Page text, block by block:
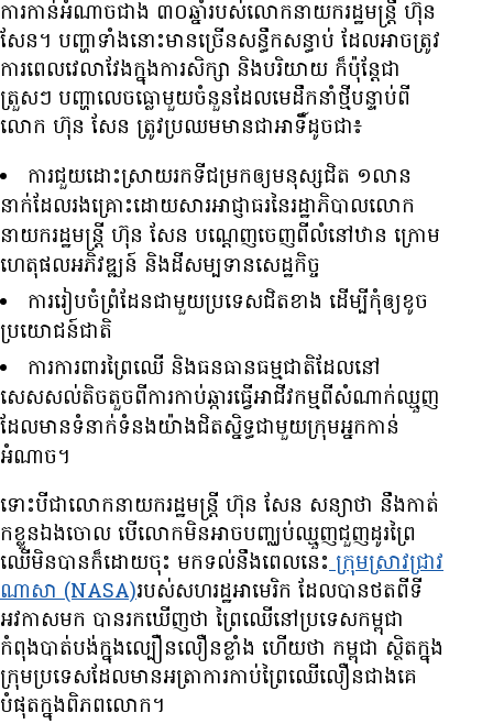
ការ​កាន់​អំណាច​ជាង ៣០​ឆ្នាំ​របស់​លោក​នាយក​រដ្ឋមន្ត្រី ហ៊ុន
សែន។ បញ្ហា​ទាំងនោះ​មាន​ច្រើន​សន្ធឹកសន្ធាប់ ដែល​អាច​ត្រូវ​
ការ​ពេលវេលា​វែង​ក្នុង​ការ​សិក្សា និង​បរិយាយ ក៏ប៉ុន្តែ​ជា​
ត្រួសៗ បញ្ហា​លេចធ្លោ​មួយ​ចំនួន​ដែល​មេ​ដឹកនាំ​ថ្មី​បន្ទាប់​ពី​
លោក ហ៊ុន សែន ត្រូវ​ប្រឈម​មាន​ជាអាទិ៍​ដូចជា៖
ការ​ជួយ​ដោះស្រាយ​រក​ទី​ជម្រក​ឲ្យ​មនុស្ស​ជិត ១​លាន​
នាក់​ដែល​រងគ្រោះ​ដោយសារ​អាជ្ញាធរ​នៃ​រដ្ឋាភិបាល​លោក​
នាយក​រដ្ឋមន្ត្រី ហ៊ុន សែន បណ្ដេញ​ចេញ​ពី​លំនៅឋាន ក្រោម​
ហេតុផល​អភិវឌ្ឍន៍ និង​ដី​សម្បទាន​សេដ្ឋកិច្ច
ការ​រៀបចំ​ព្រំដែន​ជាមួយ​ប្រទេស​ជិត​ខាង ដើម្បី​កុំ​ឲ្យ​ខូច​
ប្រយោជន៍​ជាតិ
ការ​ការពារ​ព្រៃ​ឈើ និង​ធនធាន​ធម្មជាតិ​ដែល​នៅ​
សេសសល់​តិចតួច​ពី​ការ​កាប់​ឆ្ការ​ធ្វើ​អាជីវកម្ម​ពី​សំណាក់​ឈ្មួញ
ដែល​មាន​ទំនាក់ទំនង​យ៉ាង​ជិតស្និទ្ធ​ជាមួយ​ក្រុម​អ្នក​កាន់​
អំណាច។
ទោះ​បី​ជា​លោក​នាយក​រដ្ឋមន្ត្រី ហ៊ុន សែន សន្យា​ថា​ នឹង​កាត់​
ក​ខ្លួន​ឯង​ចោល បើ​លោក​មិន​អាច​បញ្ឈប់​ឈ្មួញ​ជួញដូរ​ព្រៃ​
ឈើ​មិន​បាន​ក៏ដោយ​ចុះ មក​ទល់​នឹង​ពេល​នេះក្រុម​ស្រាវជ្រាវ​
ណាសា(NASA)របស់​សហរដ្ឋ​អាមេរិក ដែល​បាន​ថត​ពី​ទី​
អវកាស​មក បាន​រក​ឃើញ​ថា ព្រៃ​ឈើ​នៅ​ប្រទេស​កម្ពុជា
កំពុង​បាត់បង់​ក្នុង​ល្បឿន​លឿន​ខ្លាំង ហើយ​ថា​ កម្ពុជា ស្ថិត​ក្នុង​
ក្រុម​ប្រទេស​ដែល​មាន​អត្រា​ការ​កាប់​ព្រៃ​ឈើ​លឿន​ជាង​គេ​
បំផុត​ក្នុង​ពិភពលោក។